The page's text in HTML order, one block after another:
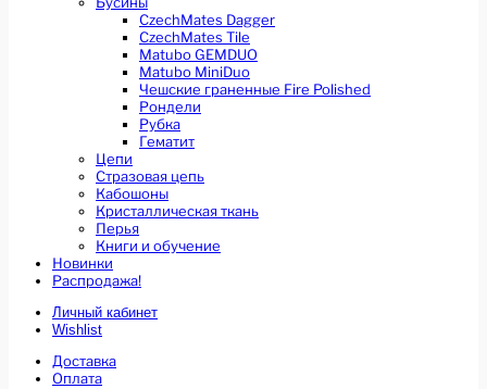
CzechMates Dagger
CzechMates Tile
Matubo GEMDUO
Matubo MiniDuo
Чешские граненные Fire Polished
Рондели
Рубка
Гематит
Цепи
Стразовая цепь
Кабошоны
Кристаллическая ткань
Перья
Книги и обучение
Новинки
Распродажа!
Личный кабинет
Wishlist
Доставка
Оплата